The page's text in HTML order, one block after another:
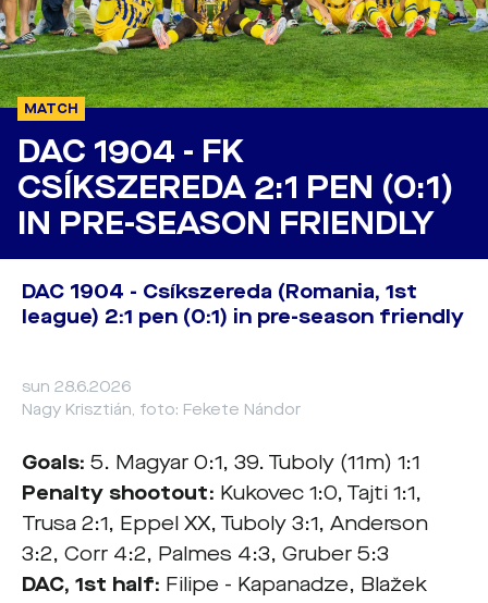
MATCH
DAC 1904 - FK
CSÍKSZEREDA 2:1 PEN (0:1)
IN PRE-SEASON FRIENDLY
DAC 1904 - Csíkszereda (Romania, 1st
league) 2:1 pen (0:1) in pre-season friendly
sun 28.6.2026
Nagy Krisztián, foto: Fekete Nándor
Goals: 5. Magyar 0:1, 39. Tuboly (11m) 1:1
Penalty shootout: Kukovec 1:0, Tajti 1:1,
Trusa 2:1, Eppel XX, Tuboly 3:1, Anderson
3:2, Corr 4:2, Palmes 4:3, Gruber 5:3
DAC, 1st half: Filipe - Kapanadze, Blažek